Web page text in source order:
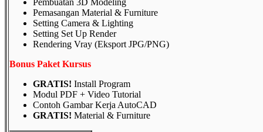
Pembuatan 3D Modeling
Pemasangan Material & Furniture
Setting Camera & Lighting
Setting Set Up Render
Rendering Vray (Eksport JPG/PNG)
Bonus Paket Kursus
GRATIS! Install Program
Modul PDF + Video Tutorial
Contoh Gambar Kerja AutoCAD
GRATIS! Material & Furniture